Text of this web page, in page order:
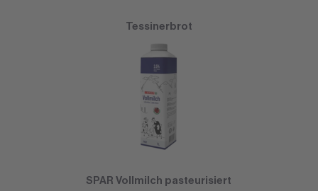
Tessinerbrot
SPAR Vollmilch pasteurisiert